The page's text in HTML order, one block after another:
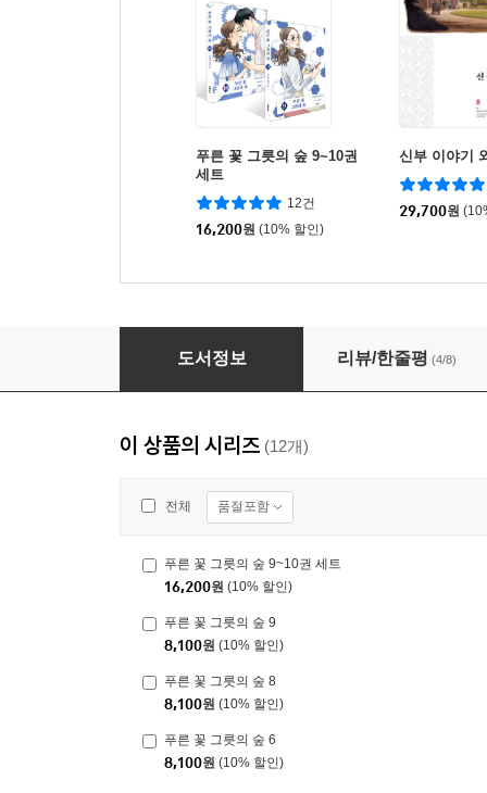
푸른 꽃 그릇의 숲 9~10권
세트
12건
16,200원 (10% 할인)
신부 이야기
29,700원
푸른 꽃 그릇의 숲 3
도서정보 리뷰/한줄평 (4/8)
이 상품의 시리즈 (12개)
전체 품절포함
푸른 꽃 그릇의 숲 9~10권 세트
16,200원 (10% 할인)
푸른 꽃 그릇의 숲 9
8,100원 (10% 할인)
푸른 꽃 그릇의 숲 8
8,100원 (10% 할인)
푸른 꽃 그릇의 숲 6
8,100원 (10% 할인)